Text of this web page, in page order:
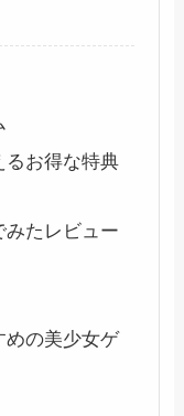
るお得な特典
みたレビュー
めの美少女ゲ